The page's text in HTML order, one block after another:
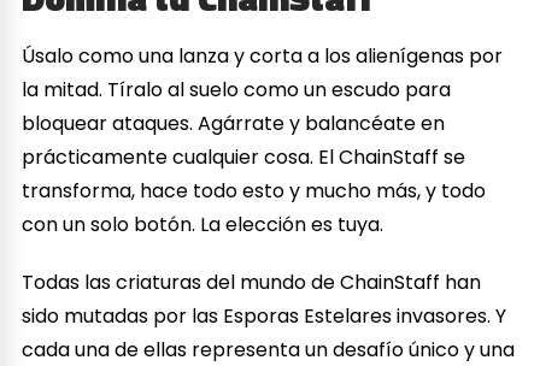
Úsalo como una lanza y corta a los alienígenas por
la mitad. Tíralo al suelo como un escudo para
bloquear ataques. Agárrate y balancéate en
prácticamente cualquier cosa. El ChainStaff se
transforma, hace todo esto y mucho más, y todo
con un solo botón. La elección es tuya.
Todas las criaturas del mundo de ChainStaff han
sido mutadas por las Esporas Estelares invasores. Y
cada una de ellas representa un desafío único y una